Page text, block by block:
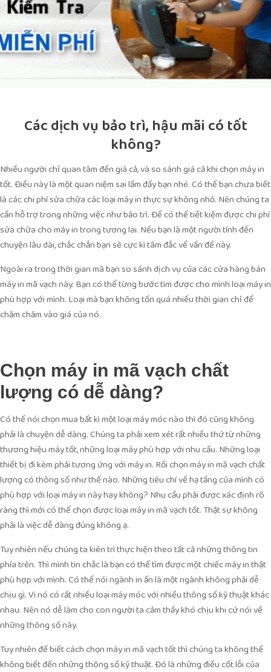
Các dịch vụ bảo trì, hậu mãi có tốt
không?
Nhiều người chỉ quan tâm đến giá cả, và so sánh giá cả khi chọn máy in
tốt. Điều này là một quan niệm sai lầm đấy bạn nhé. Có thể bạn chưa biết
là các chi phí sửa chữa các loại máy in thực sự không nhỏ. Nên chúng ta
cần hỗ trợ trong những việc như bảo trì. Để có thể tiết kiệm được chi phí
sửa chữa cho máy in trong tương lai. Nếu bạn là một người tính đến
chuyện lâu dài, chắc chắn bạn sẽ cực kì tâm đắc về vấn đề này.
Ngoài ra trong thời gian mà bạn so sánh dịch vụ của các cửa hàng bán
máy in mã vạch này. Bạn có thể từng bước tìm được cho mình loại máy in
phù hợp với mình. Loại mà bạn không tốn quá nhiều thời gian chỉ để
chăm chăm vào giá của nó.
Chọn máy in mã vạch chất
lượng có dễ dàng?
Có thể nói chọn mua bất kì một loại máy móc nào thì đó cũng không
phải là chuyện dễ dàng. Chúng ta phải xem xét rất nhiều thứ từ những
thương hiệu máy tốt, những loại máy phù hợp với nhu cầu. Những loại
thiết bị đi kèm phải tương ứng với máy in. Rồi chọn máy in mã vạch chất
lượng có thông số như thế nào. Những tiêu chí về hạ tầng của mình có
phù hợp với loại máy in này hay không? Nhu cầu phải được xác định rõ
ràng thì mới có thể chọn được loại máy in mã vạch tốt. Thật sự không
phải là việc dễ dàng đúng không ạ.
Tuy nhiên nếu chúng ta kiên trì thực hiện theo tất cả những thông tin
phía trên. Thì mình tin chắc là bạn có thể tìm được một chiếc máy in thật
phù hợp với mình. Có thể nói ngành in ấn là một ngành không phải dễ
chịu gì. Vì nó có rất nhiều loại máy móc với nhiều thông số kỹ thuật khác
nhau. Nên nó dễ làm cho con người ta cảm thấy khó chịu khi cứ nói về
những thông số này.
Tuy nhiên để biết cách chọn máy in mã vạch tốt thì chúng ta không thể
không biết đến những thông số kỹ thuật. Đó là những điều cốt lỗi của